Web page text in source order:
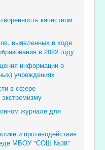
качеством
выявленных в ходе
в 2022 году
информации о
учреждениях
в сфере
экстремизму
журнале для
и противодействия
МБОУ "СОШ №38"